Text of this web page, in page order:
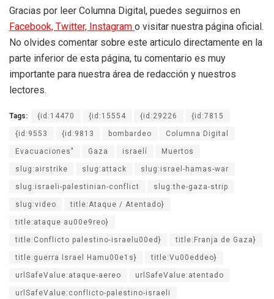
Gracias por leer Columna Digital, puedes seguirnos en
Facebook, Twitter, Instagram o visitar nuestra página oficial.
No olvides comentar sobre este articulo directamente en la
parte inferior de esta página, tu comentario es muy
importante para nuestra área de redacción y nuestros
lectores.
Tags: {id:14470 {id:15554 {id:29226 {id:7815
{id:9553 {id:9813 bombardeo Columna Digital
Evacuaciones" Gaza israelí Muertos
slug:airstrike slug:attack slug:israel-hamas-war
slug:israeli-palestinian-conflict slug:the-gaza-strip
slug:video title:Ataque / Atentado}
title:ataque au00e9reo}
title:Conflicto palestino-israelu00ed} title:Franja de Gaza}
title:guerra Israel Hamu00e1s} title:Vu00eddeo}
urlSafeValue:ataque-aereo urlSafeValue:atentado
urlSafeValue:conflicto-palestino-israeli